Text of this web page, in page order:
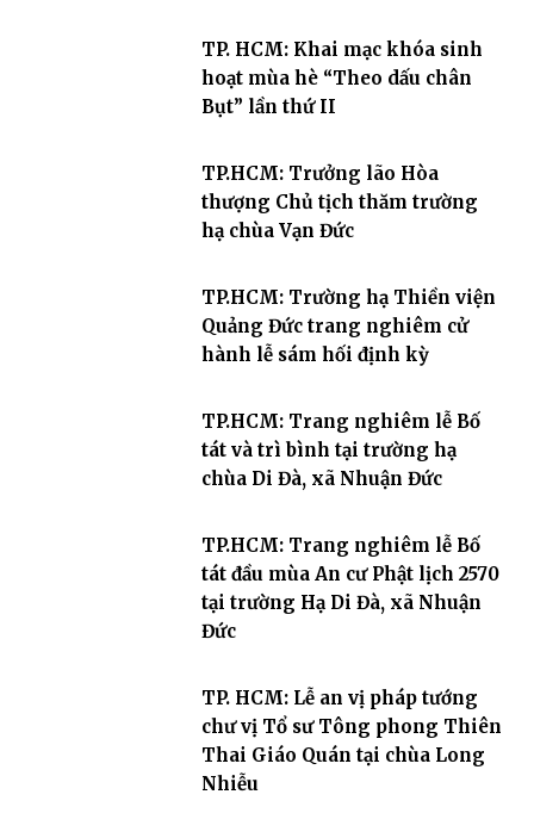
TP. HCM: Khai mạc khóa sinh
hoạt mùa hè “Theo dấu chân
Bụt” lần thứ II
TP.HCM: Trưởng lão Hòa
thượng Chủ tịch thăm trường
hạ chùa Vạn Đức
TP.HCM: Trường hạ Thiền viện
Quảng Đức trang nghiêm cử
hành lễ sám hối định kỳ
TP.HCM: Trang nghiêm lễ Bố
tát và trì bình tại trường hạ
chùa Di Đà, xã Nhuận Đức
TP.HCM: Trang nghiêm lễ Bố
tát đầu mùa An cư Phật lịch 2570
tại trường Hạ Di Đà, xã Nhuận
Đức
TP. HCM: Lễ an vị pháp tướng
chư vị Tổ sư Tông phong Thiên
Thai Giáo Quán tại chùa Long
Nhiễu